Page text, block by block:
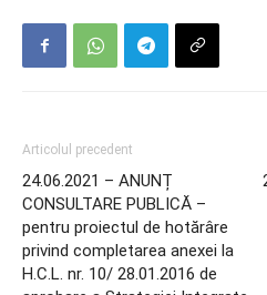
Articolul precedent
24.06.2021 – ANUNȚ
CONSULTARE PUBLICĂ –
pentru proiectul de hotărâre
privind completarea anexei la
H.C.L. nr. 10/ 28.01.2016 de